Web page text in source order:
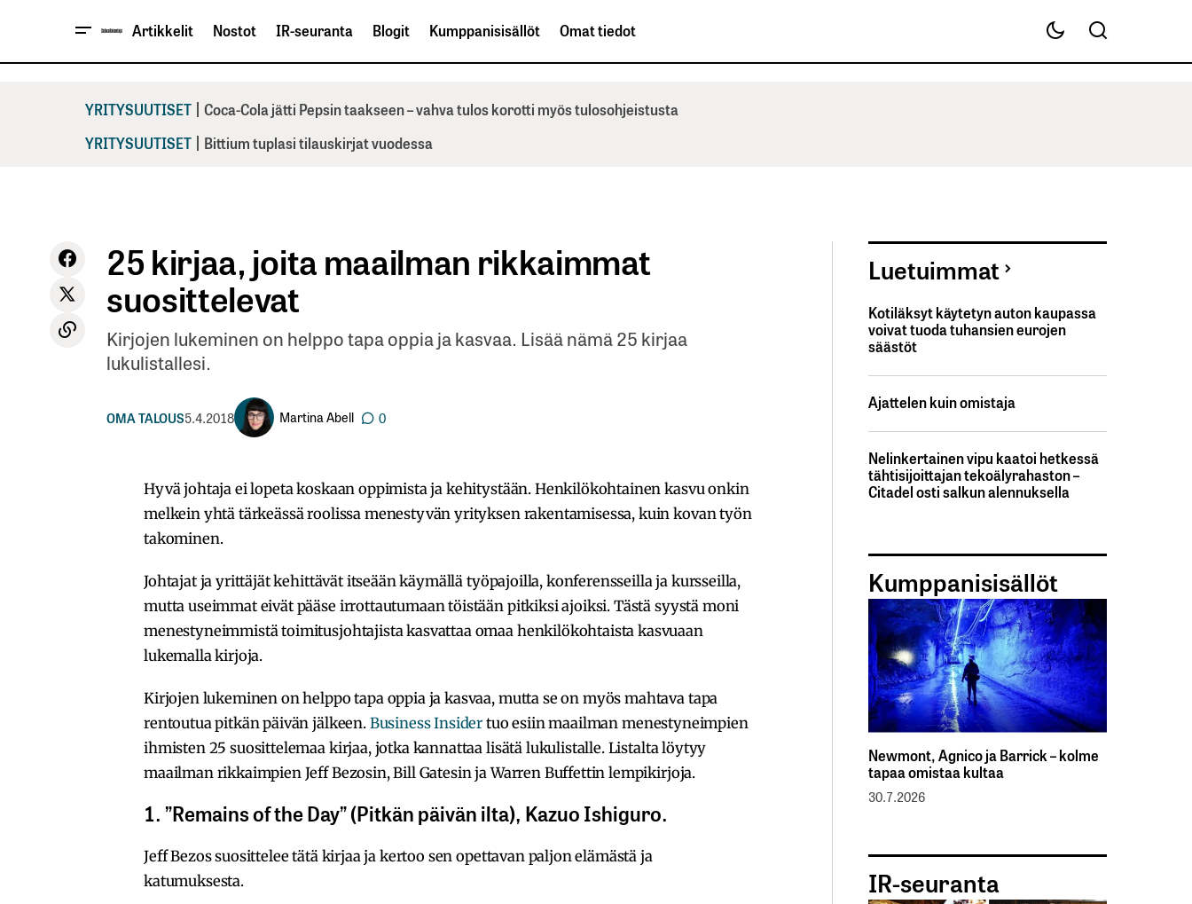
Artikkelit Nostot IR-seuranta Blogit Kumppanisisällöt Omat tiedot
YRITYSUUTISET | Coca-Cola jätti Pepsin taakseen – vahva tulos korotti myös tulosohjeistusta
YRITYSUUTISET | Bittium tuplasi tilauskirjat vuodessa
25 kirjaa, joita maailman rikkaimmat
suosittelevat
Kirjojen lukeminen on helppo tapa oppia ja kasvaa. Lisää nämä 25 kirjaa
lukulistallesi.
OMA TALOUS5.4.2018 Martina Abell 0
Hyvä johtaja ei lopeta koskaan oppimista ja kehitystään. Henkilökohtainen kasvu onkin
melkein yhtä tärkeässä roolissa menestyvän yrityksen rakentamisessa, kuin kovan työn
takominen.
Johtajat ja yrittäjät kehittävät itseään käymällä työpajoilla, konferensseilla ja kursseilla,
mutta useimmat eivät pääse irrottautumaan töistään pitkiksi ajoiksi. Tästä syystä moni
menestyneimmistä toimitusjohtajista kasvattaa omaa henkilökohtaista kasvuaan
lukemalla kirjoja.
Kirjojen lukeminen on helppo tapa oppia ja kasvaa, mutta se on myös mahtava tapa
rentoutua pitkän päivän jälkeen. Business Insider tuo esiin maailman menestyneimpien
ihmisten 25 suosittelemaa kirjaa, jotka kannattaa lisätä lukulistalle. Listalta löytyy
maailman rikkaimpien Jeff Bezosin, Bill Gatesin ja Warren Buffettin lempikirjoja.
1. ”Remains of the Day” (Pitkän päivän ilta), Kazuo Ishiguro.
Jeff Bezos suosittelee tätä kirjaa ja kertoo sen opettavan paljon elämästä ja
katumuksesta.
Luetuimmat
Kotiläksyt käytetyn auton kaupassa
voivat tuoda tuhansien eurojen
säästöt
Ajattelen kuin omistaja
Nelinkertainen vipu kaatoi hetkessä
tähtisijoittajan tekoälyrahaston –
Citadel osti salkun alennuksella
Kumppanisisällöt
Newmont, Agnico ja Barrick – kolme
tapaa omistaa kultaa
30.7.2026
IR-seuranta